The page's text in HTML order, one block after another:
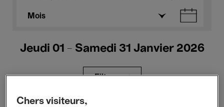
Mois
Jeudi 01 - Samedi 31 Janvier 2026
Filtres
Chers visiteurs,